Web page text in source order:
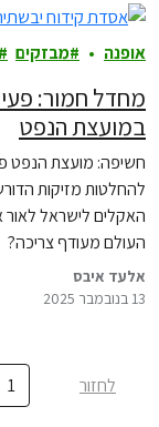
אופנה מבזקים
מחדל חמור:
במועצת הנפט
חשיפה: מועצת הנפט
להחלטות מזיקות
האקלים לישראל
העולם מעודף צריכה?
אלעד איבס
13 בנובמבר 2025
לחזור 1